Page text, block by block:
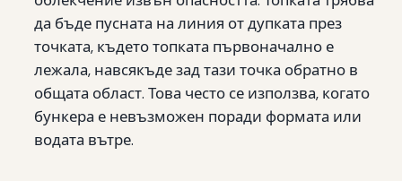
да бъде пусната на линия от дупката през
точката, където топката първоначално е
лежала, навсякъде зад тази точка обратно в
общата област. Това често се използва, когато
бункера е невъзможен поради формата или
водата вътре.